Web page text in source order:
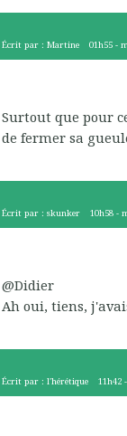
Écrit par : Martine 01h55 -
Surtout que pour
de fermer sa
Écrit par : skunker 10h58 -
@Didier
Ah oui, tiens,
Écrit par : l'hérétique 11h42